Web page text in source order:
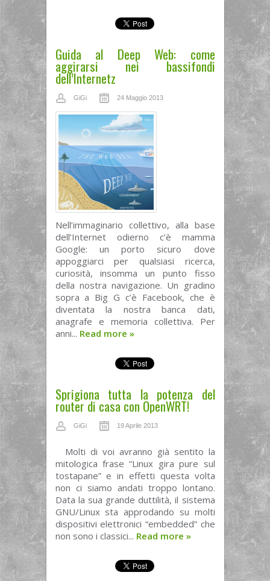
Guida al Deep Web: come
aggirarsi nei bassifondi
dell’Internetz
GiGi 24 Maggio 2013
Nell’immaginario collettivo, alla base
dell’Internet odierno c’è mamma
Google: un porto sicuro dove
appoggiarci per qualsiasi ricerca,
curiosità, insomma un punto fisso
della nostra navigazione. Un gradino
sopra a Big G c’è Facebook, che è
diventata la nostra banca dati,
anagrafe e memoria collettiva. Per
anni... Read more »
Sprigiona tutta la potenza del
router di casa con OpenWRT!
GiGi 19 Aprile 2013
Molti di voi avranno già sentito la
mitologica frase “Linux gira pure sul
tostapane” e in effetti questa volta
non ci siamo andati troppo lontano.
Data la sua grande duttilità, il sistema
GNU/Linux sta approdando su molti
dispositivi elettronici “embedded” che
non sono i classici... Read more »